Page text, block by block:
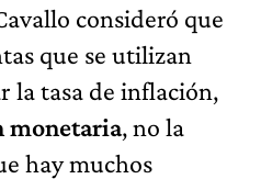
consideró que
que se utilizan
la tasa de inflación,
monetaria, no la
hay muchos